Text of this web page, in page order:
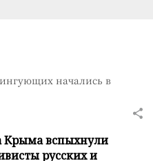
начались в
Крыма вспыхнули
русских и